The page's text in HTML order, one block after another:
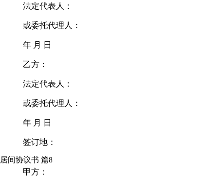
法定代表人：
或委托代理人：
年 月 日
乙方：
法定代表人：
或委托代理人：
年 月 日
签订地：
居间协议书 篇8
甲方：